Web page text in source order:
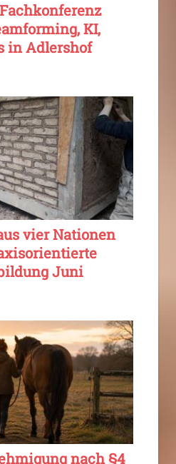
KI,
in Adlershof
vier Nationen
Juni
nach §4